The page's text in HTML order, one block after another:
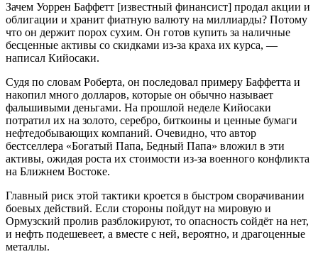
Зачем Уоррен Баффетт [известный финансист] продал акции и
облигации и хранит фиатную валюту на миллиарды? Потому
что он держит порох сухим. Он готов купить за наличные
бесценные активы со скидками из-за краха их курса, —
написал Кийосаки.
Судя по словам Роберта, он последовал примеру Баффетта и
накопил много долларов, которые он обычно называет
фальшивыми деньгами. На прошлой неделе Кийосаки
потратил их на золото, серебро, биткоины и ценные бумаги
нефтедобывающих компаний. Очевидно, что автор
бестселлера «Богатый Папа, Бедный Папа» вложил в эти
активы, ожидая роста их стоимости из-за военного конфликта
на Ближнем Востоке.
Главный риск этой тактики кроется в быстром сворачивании
боевых действий. Если стороны пойдут на мировую и
Ормузский пролив разблокируют, то опасность сойдёт на нет,
и нефть подешевеет, а вместе с ней, вероятно, и драгоценные
металлы.